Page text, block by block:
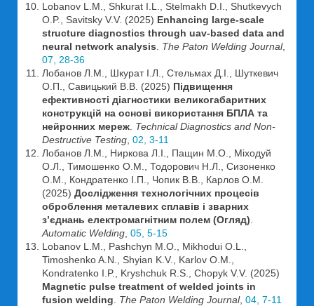
Lobanov L.M., Shkurat I.L., Stelmakh D.I., Shutkevych
O.P., Savitsky V.V. (2025) Enhancing large-scale
structure diagnostics through uav-based data and
neural network analysis
The Paton Welding Journal,
07, 28-36
Лобанов Л.М., Шкурат І.Л., Стельмах Д.І., Шуткевич
О.П., Савицький В.В. (2025) Підвищення
ефективності діагностики великогабаритних
конструкцій на основі використання БПЛА та
нейронних мереж Technical Diagnostics and Non-
Destructive Testing 02, 3-11
Лобанов Л.М., Ниркова Л.І., Пащин М.О., Міходуй
О.Л., Тимошенко О.М., Тодорович Н.Л., Сизоненко
О.М., Кондратенко І.П., Чопик В.В., Карлов О.М.
(2025) Дослідження технологічних процесів
оброблення металевих сплавів і зварних
з’єднань електромагнітним полем (Огляд)
Automatic Welding 05, 5-15
Lobanov L.M., Pashchyn M.O., Mikhodui O.L.,
Timoshenko A.N., Shyian K.V., Karlov O.M.,
Kondratenko I.P., Kryshchuk R.S., Chopyk V.V. (2025)
Magnetic pulse treatment of welded joints in
fusion welding
The Paton Welding Journal, 04, 7-11